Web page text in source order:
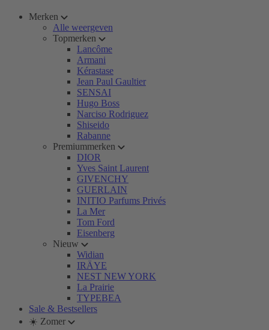
Merken
Alle weergeven
Topmerken
Lancôme
Armani
Kérastase
Jean Paul Gaultier
SENSAI
Hugo Boss
Narciso Rodriguez
Shiseido
Rabanne
Premiummerken
DIOR
Yves Saint Laurent
GIVENCHY
GUERLAIN
INITIO Parfums Privés
La Mer
Tom Ford
Eisenberg
Nieuw
Widian
IRÄYE
NEST NEW YORK
La Prairie
TYPEBEA
Sale & Bestsellers
☀️ Zomer